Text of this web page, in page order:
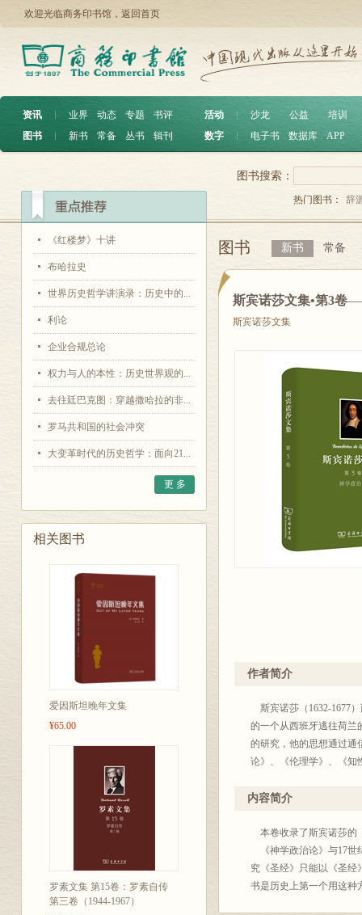
欢迎光临商务印书馆， 返回首页
资讯 ︱ 业界 动态 专题
书评
图书
︱ 新书 常备 丛书 辑刊
活动 沙龙 公益
培训
数字
电子书 数据库 APP
《红楼梦》十讲
布哈拉史
世界历史哲学讲演录：历史中的...
利论
企业合规总论
权力与人的本性：历史世界观的...
去往廷巴克图：穿越撒哈拉的非...
罗马共和国的社会冲突
大变革时代的历史哲学：面向21...
更 多
相关图书
爱因斯坦晚年文集
¥65.00
罗素文集 第15卷：罗素自传
第三卷（1944-1967）
图书搜索：
热门图书： 辞
图书 新书 常备
斯宾诺莎文集•第3卷
斯宾诺莎文集
作者简介
斯宾诺莎（1632-1677
的一个从西班牙逃往荷兰
的研究，他的思想通过通
论》、《伦理学》、《知
内容简介
本卷收录了斯宾诺莎的
《神学政治论》与17世
究《圣经》只能以《圣经
书是历史上第一个用这种